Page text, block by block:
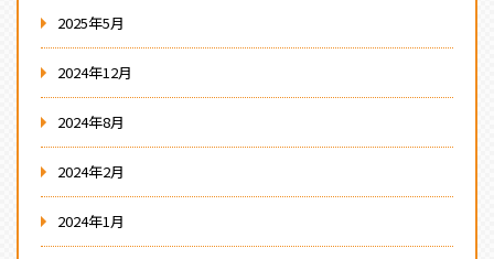
2025年5月
2024年12月
2024年8月
2024年2月
2024年1月